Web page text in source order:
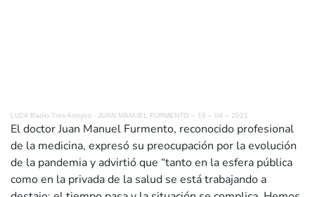
LU24 Radio Tres Arroyos · JUAN MANUEL FURMENTO – 19 – 04 – 2021
El doctor Juan Manuel Furmento, reconocido profesional
de la medicina, expresó su preocupación por la evolución
de la pandemia y advirtió que “tanto en la esfera pública
como en la privada de la salud se está trabajando a